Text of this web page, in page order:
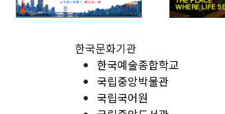
한국문화기관
한국예술종합학교
국립중앙박물관
국립국어원